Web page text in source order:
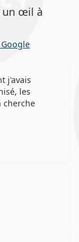
un œil à
Google
j'avais
les